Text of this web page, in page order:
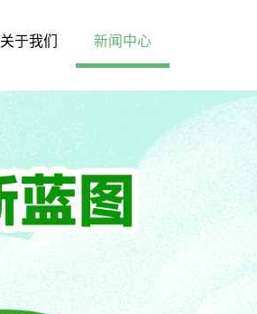
关于我们 新闻中心